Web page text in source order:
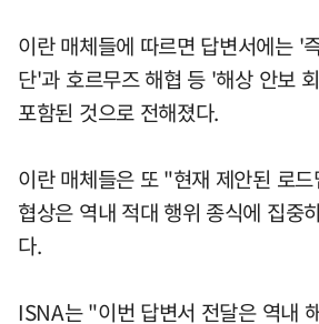
이란 매체들에 따르면 답변서에는 '
단'과 호르무즈 해협 등 '해상 안보
포함된 것으로 전해졌다.
이란 매체들은 또 "현재 제안된 로
협상은 역내 적대 행위 종식에 집중
다.
ISNA는 "이번 답변서 전달은 역내